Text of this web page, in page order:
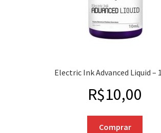
Electric Ink Advanced Liquid –
R$10,00
Comprar